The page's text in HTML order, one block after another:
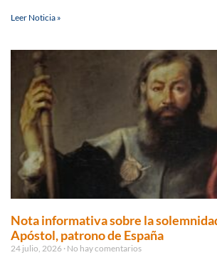
Leer Noticia »
Nota informativa sobre la
Apóstol, patrono de España
24 julio, 2026 No hay comentarios